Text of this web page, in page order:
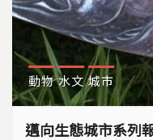
動物 水文 城市
邁向生態城市系列